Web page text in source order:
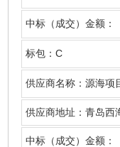
中标（成交）金额：
标包： C
供应商名称：源海项
供应商地址：青岛西
中标（成交）金额：